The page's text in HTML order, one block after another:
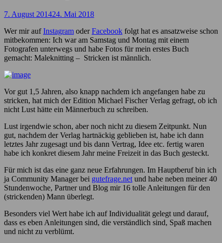
7. August 201424. Mai 2018
Wer mir aufInstagram oderFacebook folgt hat es ansatzweise schon
mitbekommen: Ich war am Samstag und Montag mit einem
Fotografen unterwegs und habe Fotos für mein erstes Buch
gemacht: Maleknitting – Stricken ist männlich.
Vor gut 1,5 Jahren, also knapp nachdem ich angefangen habe zu
stricken, hat mich der Edition Michael Fischer Verlag gefragt, ob ich
nicht Lust hätte ein Männerbuch zu schreiben.
Lust irgendwie schon, aber noch nicht zu diesem Zeitpunkt. Nun
gut, nachdem der Verlag hartnäckig geblieben ist, habe ich dann
letztes Jahr zugesagt und bis dann Vertrag, Idee etc. fertig waren
habe ich konkret diesem Jahr meine Freizeit in das Buch gesteckt.
Für mich ist das eine ganz neue Erfahrungen. Im Hauptberuf bin ich
ja Community Manager bei gutefrage.net und habe neben meiner 40
Stundenwoche, Partner und Blog mir 16 tolle Anleitungen für den
(strickenden) Mann überlegt.
Besonders viel Wert habe ich auf Individualität gelegt und darauf,
dass es eben Anleitungen sind, die verständlich sind, Spaß machen
und nicht zu verblümt.